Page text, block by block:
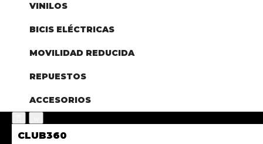
VINILOS
BICIS ELÉCTRICAS
MOVILIDAD REDUCIDA
REPUESTOS
ACCESORIOS
CLUB360